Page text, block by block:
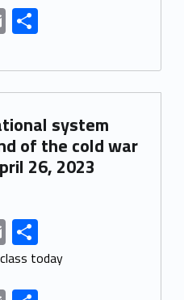
E
m
ai
l
S
h
ar
e
system
of the cold war
26, 2023
E
m
ai
S
h
ar
today